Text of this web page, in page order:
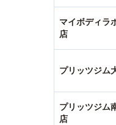
マイボディラ
店
プリッツジム
プリッツジム
店